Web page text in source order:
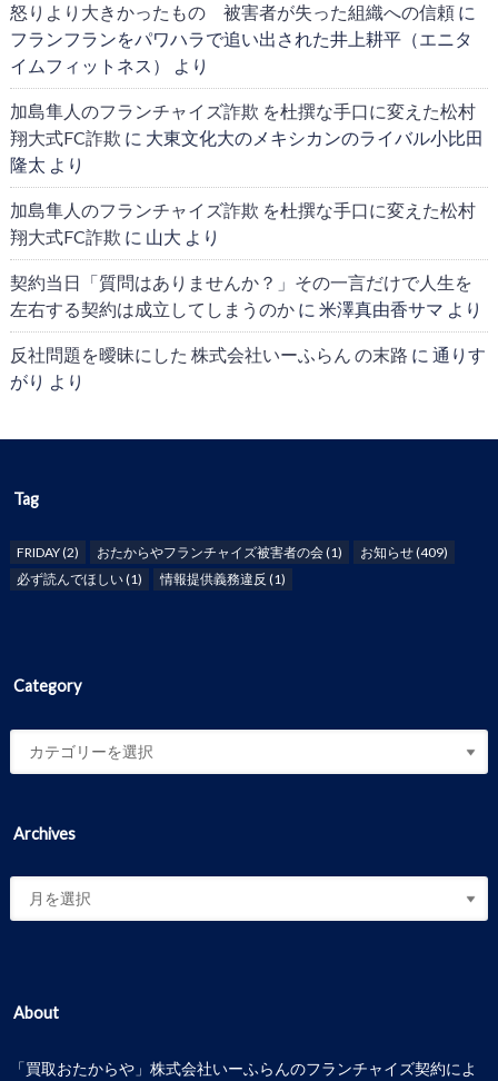
怒りより大きかったもの 被害者が失った組織への信頼に
フランフランをパワハラで追い出された井上耕平（エニタ
イムフィットネス）
より
加島隼人のフランチャイズ詐欺 を杜撰な手口に変えた松村
翔大式FC詐欺 に 大東文化大のメキシカンのライバル小比田
隆太 より
加島隼人のフランチャイズ詐欺 を杜撰な手口に変えた松村
翔大式FC詐欺 に 山大 より
契約当日「質問はありませんか？」その一言だけで人生を
左右する契約は成立してしまうのかに 米澤真由香サマ より
反社問題を曖昧にした 株式会社いーふらん の末路 に 通りす
がり より
Tag
FRIDAY(2) おたからやフランチャイズ被害者の会(1) お知らせ(409)
必ず読んでほしい(1) 情報提供義務違反 (1)
Category
Archives
About
「買取おたからや」株式会社いーふらんのフランチャイズ契約によ